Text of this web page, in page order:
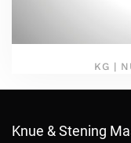
KG |
Knue & Stening